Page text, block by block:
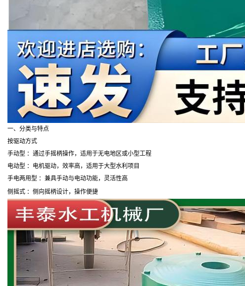
一、分类与特点
按驱动方式
手动型 ：通过手摇柄操作，适用于无电地区或小型工程
电动型 ：电机驱动，效率高，适用于大型水利项目
手电两用型 ：兼具手动与电动功能，灵活性高
侧摇式 ：侧向摇柄设计，操作便捷